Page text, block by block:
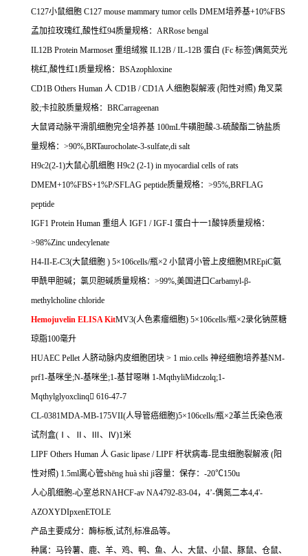
C127小鼠细胞 C127 mouse mammary tumor cells DMEM培养基+10%FBS
孟加拉玫瑰红,酸性红94质量规格： ARRose bengal
IL12B Protein Marmoset重组绒猴 IL12B / IL-12B 蛋白 (Fc 标签)偶氮荧光
桃红,酸性红1质量规格： BSAzophloxine
CD1B Others Human 人 CD1B / CD1A人细胞裂解液 (阳性对照) 角叉菜
胶;卡拉胶质量规格： BRCarrageenan
大鼠肾动脉平滑肌细胞完全培养基 100mL牛磺胆酸-3-硫酸酯二钠盐质
量规格： >90%,BRTaurocholate-3-sulfate,di salt
H9c2(2-1)大鼠心肌细胞 H9c2 (2-1) in myocardial cells of rats
DMEM+10%FBS+1%P/SFLAG peptide质量规格： >95%,BRFLAG
peptide
IGF1 Protein Human 重组人 IGF1 / IGF-I 蛋白十一1酸锌质量规格：
>98%Zinc undecylenate
H4-II-E-C3(大鼠细胞 ) 5×106cells/瓶×2 小鼠肾小管上皮细胞MREpiC氨
甲酰甲胆碱；氯贝胆碱质量规格： >99%,美国进口Carbamyl-β-
methylcholine chloride
Hemojuvelin ELISA KitMV3(人色素瘤细胞) 5×106cells/瓶×2录化钠蔗糖
琼脂100毫升
HUAEC Pellet人脐动脉内皮细胞团块 > 1 mio.cells 神经细胞培养基NM-
prf1-基咪坐;N-基咪坐;1-基甘噁啉 1-MqthyliMidczolq;1-
Mqthylglyoxclinq 616-47-7
CL-0381MDA-MB-175VII(人导管癌细胞)5×106cells/瓶×2革兰氏染色液
试剂盒( Ⅰ、Ⅱ、Ⅲ、Ⅳ)1米
LIPF Others Human 人 Gasic lipase / LIPF 杆状病毒-昆虫细胞裂解液 (阳
性对照) 1.5ml离心管shēng huà shì jì容量：保存： -20℃150u
人心肌细胞-心室总RNAHCF-av NA4792-83-04， 4’-偶氮二本4,4'-
AZOXYDIpxenETOLE
产品主要成分：酶标板,试剂 ,标准品等。
种属：马铃薯、鹿、羊、鸡、鸭、鱼、人、大鼠、小鼠、豚鼠、仓鼠、